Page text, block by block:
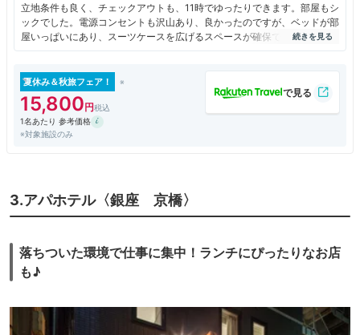
立地条件も良く、チェックアウトも、11時でゆったりできます。部屋もシ
ックでした。電源コンセントも沢山あり、良かったのですが、ベッドが部
屋いっぱいにあり、スーツケースを広げるスペースが確保できませんでし
た。
夏休み＆秋旅フェア！
15,800
1名あたり 参考価格
※対象施設のみ
3.アパホテル〈銀座 京橋〉
落ちついた環境で仕事に集中！ランチにぴったりなお店
も♪